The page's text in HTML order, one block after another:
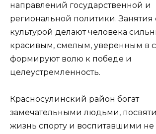
направлений государственной и
региональной политики.
культурой делают человека
красивым, смелым, уверенным в
формируют волю к победе и
целеустремленность.
Красносулинский район богат
замечательными людьми,
жизнь спорту и воспитавшими не